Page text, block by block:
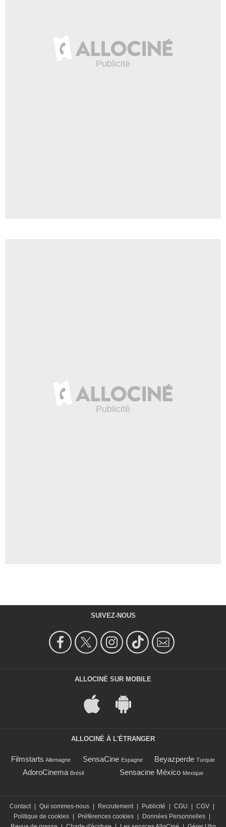
SUIVEZ-NOUS
ALLOCINÉ SUR MOBILE
ALLOCINÉ À L'ÉTRANGER
Filmstarts Allemagne SensaCine Espagne Beyazperde Turquie
AdoroCinema Brésil Sensacine México Mexique
Contact | Qui sommes-nous | Recrutement | Publicité | CGU | CGV |
Politique de cookies | Préférences cookies | Données Personnelles |